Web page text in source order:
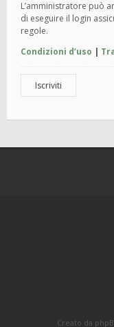
L’amministratore può
di eseguire il login
regole.
Condizioni d’uso |
Iscriviti
Creato da